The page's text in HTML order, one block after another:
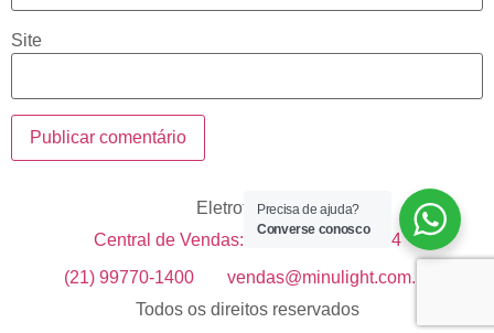
Site
Eletrotécnica
Central de Vendas: +55 21 99633-1514
(21) 99770-1400
vendas@minulight.com.br
Todos os direitos reservados
Precisa de ajuda?
Converse conosco